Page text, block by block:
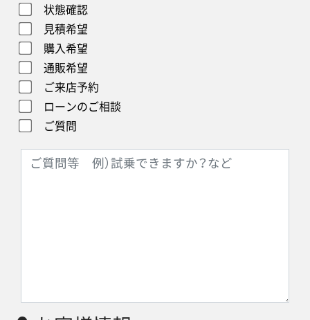
状態確認
見積希望
購入希望
通販希望
ご来店予約
ローンのご相談
ご質問